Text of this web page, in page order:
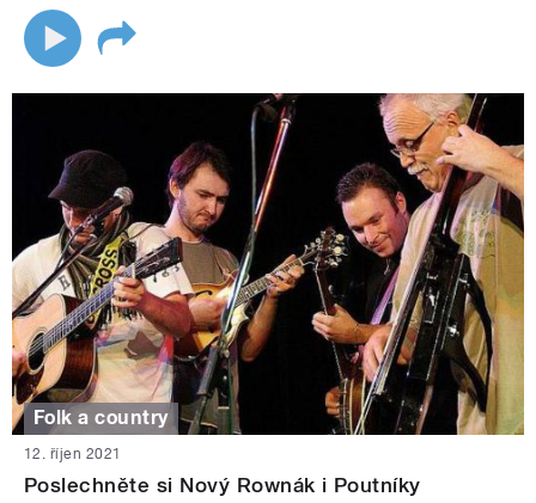
Folk a country
12. říjen 2021
Poslechněte si Nový Rownák i Poutníky